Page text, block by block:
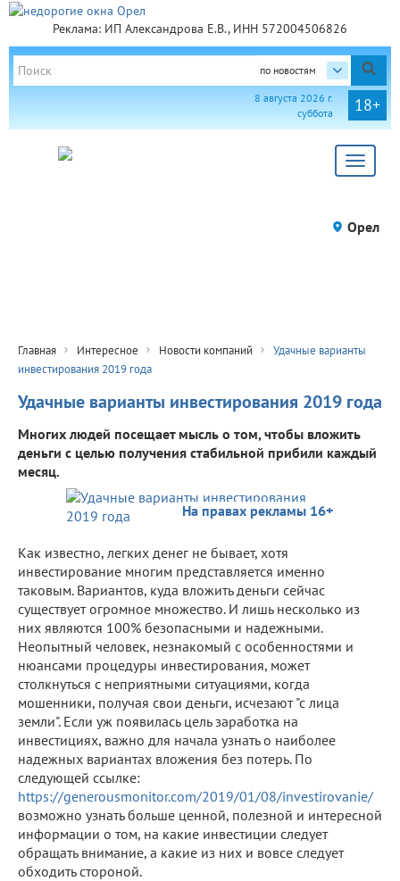
Реклама: ИП Александрова Е.В., ИНН 572004506826
по новостям
18+
8 августа 2026 г.
суббота
Toggle
Орел
Главная Интересное Новости компаний
Удачные варианты
инвестирования 2019 года
Удачные варианты инвестирования 2019 года
Многих людей посещает мысль о том, чтобы вложить
деньги с целью получения стабильной прибили каждый
месяц.
На правах рекламы 16+
Как известно, легких денег не бывает, хотя
инвестирование многим представляется именно
таковым. Вариантов, куда вложить деньги сейчас
существует огромное множество. И лишь несколько из
них являются 100% безопасными и надежными.
Неопытный человек, незнакомый с особенностями и
нюансами процедуры инвестирования, может
столкнуться с неприятными ситуациями, когда
мошенники, получая свои деньги, исчезают "с лица
земли". Если уж появилась цель заработка на
инвестициях, важно для начала узнать о наиболее
надежных вариантах вложения без потерь. По
следующей ссылке:
https://generousmonitor.com/2019/01/08/investirovanie/
возможно узнать больше ценной, полезной и интересной
информации о том, на какие инвестиции следует
обращать внимание, а какие из них и вовсе следует
обходить стороной.